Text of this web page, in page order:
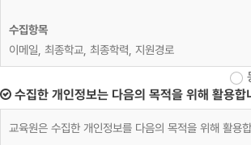
개인정보 수집방법
홈페이지(수강신청)
수집항목
이메일, 최종학교, 최종학력, 지원경로
수집한 개인정보는 다음의 목적을 위해 활용합
교육원은 수집한 개인정보를 다음의 목적을 위해 활용